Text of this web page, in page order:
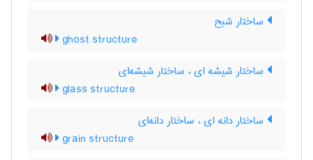
ساختار شبح
ghost structure
ساختار شیشه ای ، ساختار شیشه‌ای
glass structure
ساختار دانه ای ، ساختار دانه‌ای
grain structure